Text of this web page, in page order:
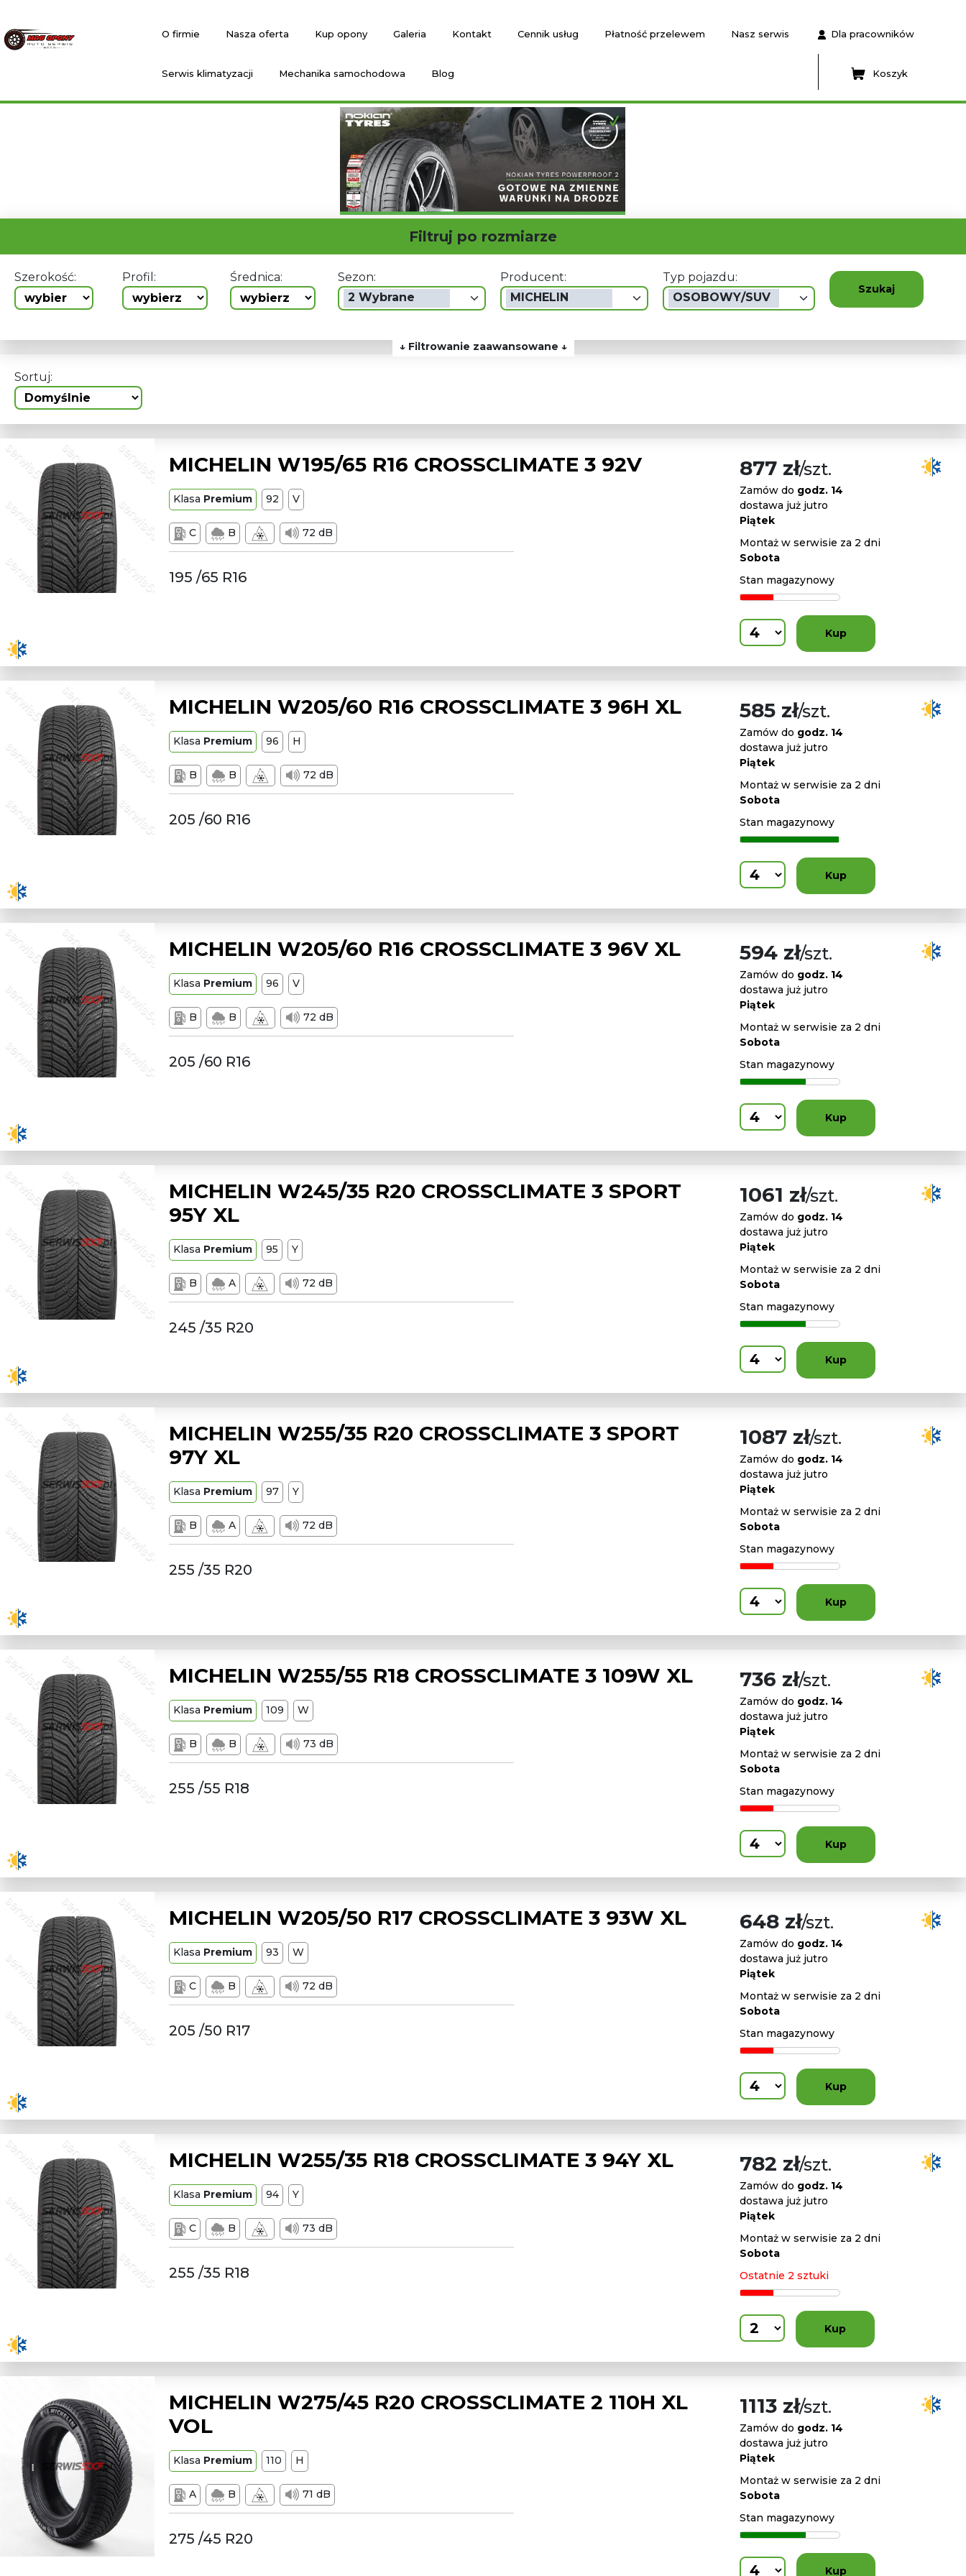
O firmie Nasza oferta Kup opony Galeria Kontakt Cennik usług Płatność przelewem Nasz serwis
Serwis klimatyzacji Mechanika samochodowa Blog
Dla pracowników
Koszyk
Filtruj po rozmiarze
Szerokość: Profil: Średnica:
Sezon:
2 Wybrane
Producent:
MICHELIN
Typ pojazdu:
OSOBOWY/SUV
Szukaj
↓ Filtrowanie zaawansowane ↓
Sortuj:
MICHELIN W195/65 R16 CROSSCLIMATE 3 92V
Klasa Premium 92 V
C B 72 dB
195 /65 R16
877 zł/szt.
Zamów do godz. 14
dostawa już jutro
Piątek
Montaż w serwisie za 2 dni
Sobota
Stan magazynowy
Kup
MICHELIN W205/60 R16 CROSSCLIMATE 3 96H XL
Klasa Premium 96 H
B B 72 dB
205 /60 R16
585 zł/szt.
Zamów do godz. 14
dostawa już jutro
Piątek
Montaż w serwisie za 2 dni
Sobota
Stan magazynowy
Kup
MICHELIN W205/60 R16 CROSSCLIMATE 3 96V XL
Klasa Premium 96 V
B B 72 dB
205 /60 R16
594 zł/szt.
Zamów do godz. 14
dostawa już jutro
Piątek
Montaż w serwisie za 2 dni
Sobota
Stan magazynowy
Kup
MICHELIN W245/35 R20 CROSSCLIMATE 3 SPORT
95Y XL
Klasa Premium 95 Y
B A 72 dB
245 /35 R20
1061 zł/szt.
Zamów do godz. 14
dostawa już jutro
Piątek
Montaż w serwisie za 2 dni
Sobota
Stan magazynowy
Kup
MICHELIN W255/35 R20 CROSSCLIMATE 3 SPORT
97Y XL
Klasa Premium 97 Y
B A 72 dB
255 /35 R20
1087 zł/szt.
Zamów do godz. 14
dostawa już jutro
Piątek
Montaż w serwisie za 2 dni
Sobota
Stan magazynowy
Kup
MICHELIN W255/55 R18 CROSSCLIMATE 3 109W XL
Klasa Premium 109 W
B B 73 dB
255 /55 R18
736 zł/szt.
Zamów do godz. 14
dostawa już jutro
Piątek
Montaż w serwisie za 2 dni
Sobota
Stan magazynowy
Kup
MICHELIN W205/50 R17 CROSSCLIMATE 3 93W XL
Klasa Premium 93 W
C B 72 dB
205 /50 R17
648 zł/szt.
Zamów do godz. 14
dostawa już jutro
Piątek
Montaż w serwisie za 2 dni
Sobota
Stan magazynowy
Kup
MICHELIN W255/35 R18 CROSSCLIMATE 3 94Y XL
Klasa Premium 94 Y
C B 73 dB
255 /35 R18
782 zł/szt.
Zamów do godz. 14
dostawa już jutro
Piątek
Montaż w serwisie za 2 dni
Sobota
Ostatnie 2 sztuki
Kup
MICHELIN W275/45 R20 CROSSCLIMATE 2 110H XL
VOL
Klasa Premium 110 H
A B 71 dB
275 /45 R20
1113 zł/szt.
Zamów do godz. 14
dostawa już jutro
Piątek
Montaż w serwisie za 2 dni
Sobota
Stan magazynowy
Kup